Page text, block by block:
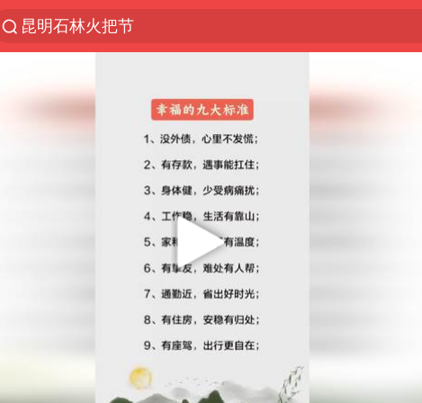
昆明石林火把节
吉林一“温度计大楼”读数爆表
我国编制完成新版全月地质图
中国五箭齐发反制美国
女子利用漏洞0元薅走3000多件家电
27岁女子成组织卖淫集团主犯被通缉
扎哈罗娃批广岛市长不提美国原子弹
郑国霖回应去景区上班被保安拦下
中方回应日本广岛核爆81周年
村民谈“梅姨”：叫的其实是“媒姨”